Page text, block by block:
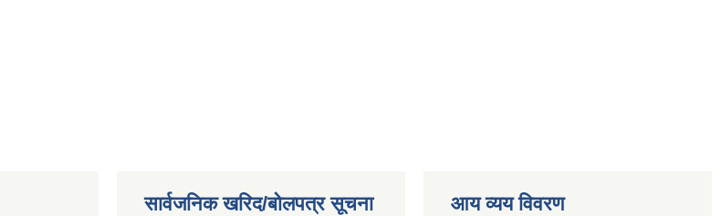
सार्वजनिक खरिद/बोलपत्र सूचना आय व्यय विवरण